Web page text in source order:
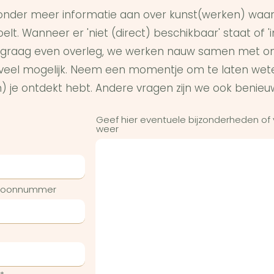
meer informatie aan over kunst(werken)
Wanneer er 'niet (direct) beschikbaar' staat of
even overleg, we werken nauw samen met
mogelijk. Neem een momentje om te laten
je ontdekt hebt. Andere vragen zijn we ook
Geef hier eventuele bijzonderheden of
weer